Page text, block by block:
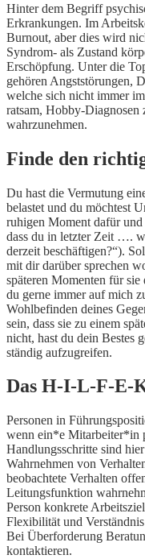
Hinter dem Begriff
Erkrankungen. Im
Burnout, aber dies wird
Syndrom- als Zustand
Erschöpfung. Unter die
gehören Angststörungen,
welche sich nicht immer
ratsam, Hobby-Diagnosen
wahrzunehmen.
Finde den
Du hast die Vermutung
belastet und du möchtest
ruhigen Moment dafür
dass du in letzter Zeit ….
derzeit beschäftigen?“).
mit dir darüber sprechen
späteren Momenten für
du gerne immer auf mich
Wohlbefinden deines
sein, dass sie zu einem
nicht, hast du dein Bestes
ständig aufzugreifen.
Das H-I-L-F-E-
Personen in
wenn ein*e Mitarbeiter*in
Handlungsschritte sind
Wahrnehmen von
beobachtete Verhalten
Leitungsfunktion
Person konkrete
Flexibilität und
Bei Überforderung
kontaktieren.